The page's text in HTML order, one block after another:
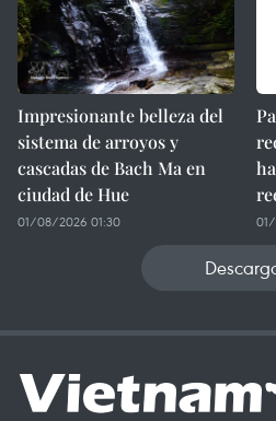
Impresionante belleza del
sistema de arroyos y
cascadas de Bach Ma en
ciudad de Hue
01/08/2026 01:30